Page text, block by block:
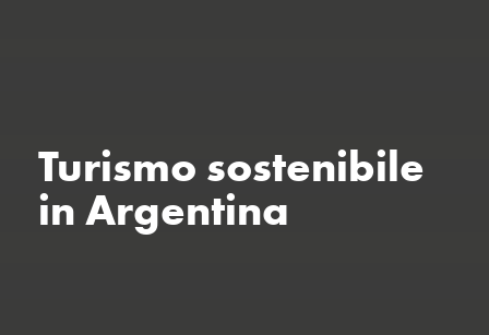
Turismo sostenibile
in Argentina